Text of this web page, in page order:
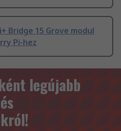
Bridge 15 Grove modul
Pi-hez
legújabb